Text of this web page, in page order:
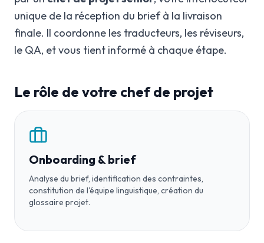
unique de la réception du brief à la livraison
finale. Il coordonne les traducteurs, les réviseurs,
le QA, et vous tient informé à chaque étape.
Le rôle de votre chef de projet
Onboarding & brief
Analyse du brief, identification des contraintes,
constitution de l'équipe linguistique, création du
glossaire projet.